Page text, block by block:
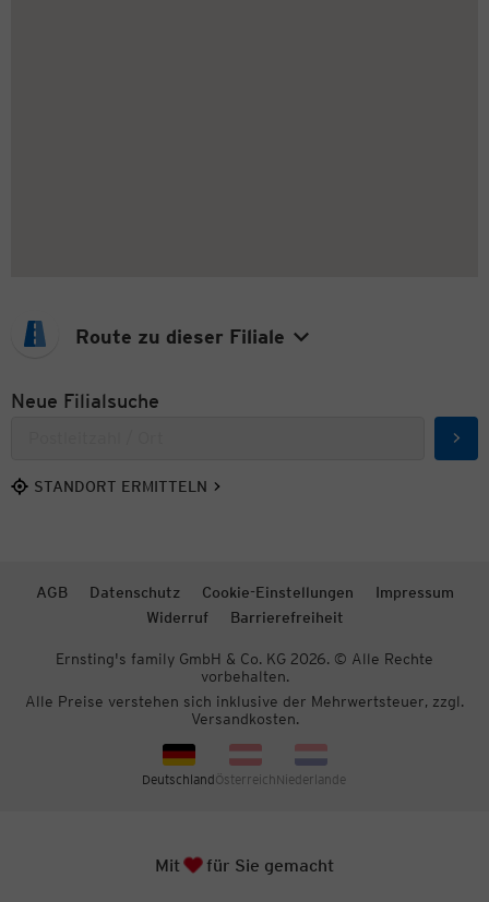
Route zu dieser Filiale
Neue Filialsuche
STANDORT ERMITTELN
AGB Datenschutz Cookie-Einstellungen
Impressum
Widerruf
Barrierefreiheit
Ernsting's family GmbH & Co. KG 2026. © Alle Rechte
vorbehalten.
Alle Preise verstehen sich inklusive der Mehrwertsteuer, zzgl.
Versandkosten.
DeutschlandÖsterreichNiederlande
MitHerz
für Sie gemacht